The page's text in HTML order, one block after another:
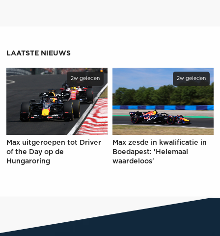
LAATSTE NIEUWS
2w geleden
Max uitgeroepen tot Driver
of the Day op de
Hungaroring
2w geleden
Max zesde in kwalificatie in
Boedapest: 'Helemaal
waardeloos'